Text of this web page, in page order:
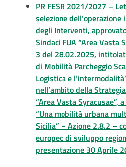
PR FESR 2021/2027 –
selezione
degli Interventi,
Sindaci FUA “Area Vasta
3 del 28.02.2025,
di Mobilità Parcheggio
Logistica e
nell’ambito della
“Area Vasta Syracusae”,
“Una mobilità urbana
Sicilia” – Azione 2.8.2 –
europeo di sviluppo
presentazione 30 Aprile